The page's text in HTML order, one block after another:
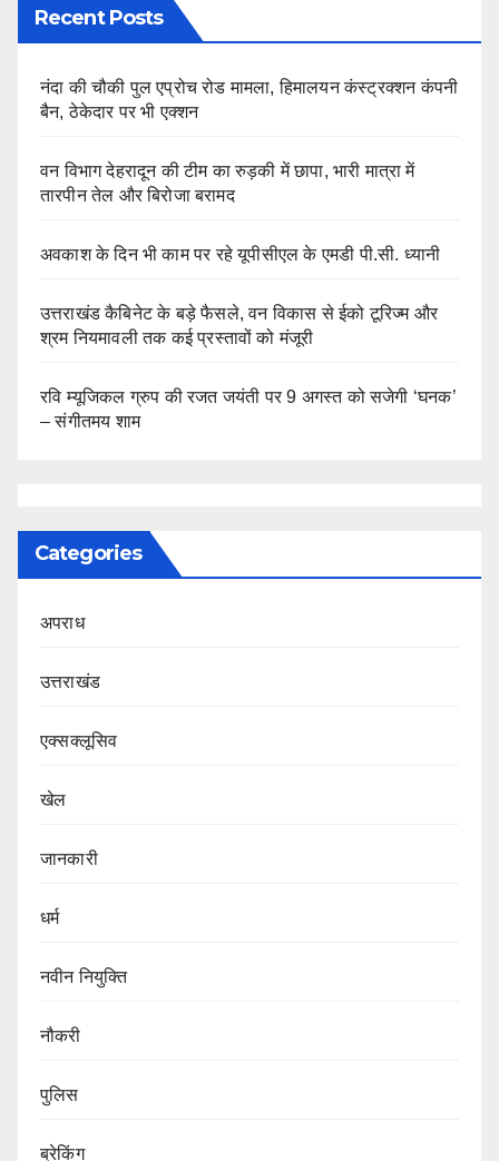
Recent Posts
नंदा की चौकी पुल एप्रोच रोड मामला, हिमालयन कंस्ट्रक्शन कंपनी
बैन, ठेकेदार पर भी एक्शन
वन विभाग देहरादून की टीम का रुड़की में छापा, भारी मात्रा में
तारपीन तेल और बिरोजा बरामद
अवकाश के दिन भी काम पर रहे यूपीसीएल के एमडी पी.सी. ध्यानी
उत्तराखंड कैबिनेट के बड़े फैसले, वन विकास से ईको टूरिज्म और
श्रम नियमावली तक कई प्रस्तावों को मंजूरी
रवि म्यूजिकल ग्रुप की रजत जयंती पर 9 अगस्त को सजेगी ‘घनक’
– संगीतमय शाम
Categories
अपराध
उत्तराखंड
एक्सक्लूसिव
खेल
जानकारी
धर्म
नवीन नियुक्ति
नौकरी
पुलिस
ब्रेकिंग